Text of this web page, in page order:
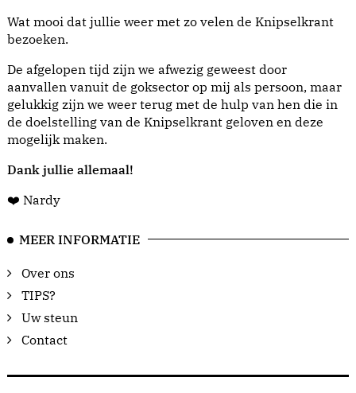
Wat mooi dat jullie weer met zo velen de Knipselkrant
bezoeken.
De afgelopen tijd zijn we afwezig geweest door
aanvallen vanuit de goksector op mij als persoon, maar
gelukkig zijn we weer terug met de hulp van hen die in
de doelstelling van de Knipselkrant geloven en deze
mogelijk maken.
Dank jullie allemaal!
❤️ Nardy
MEER INFORMATIE
Over ons
TIPS?
Uw steun
Contact